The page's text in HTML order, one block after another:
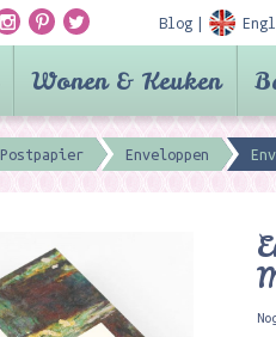
Blog
Wonen & Keuken
Postpapier Enveloppen